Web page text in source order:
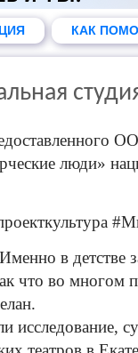
КАК
люди»
в детстве
что во многом